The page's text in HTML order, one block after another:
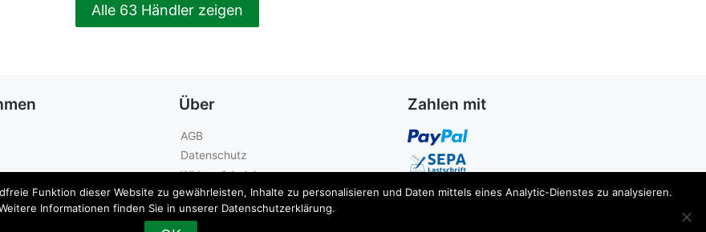
Alle 63 Händler zeigen
Über
AGB
Datenschutz
Widerrufsbelehrung
Kontakt
Zahlen mit
Funktion dieser Website zu gewährleisten, Inhalte zu personalisieren und Daten mittels eines Analytic-Dienstes zu analysieren.
Informationen finden Sie in unserer Datenschutzerklärung.